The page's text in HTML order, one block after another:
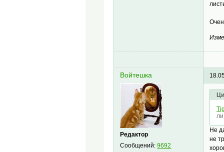
Войтешка
Редактор
Сообщений:9692
Не
не